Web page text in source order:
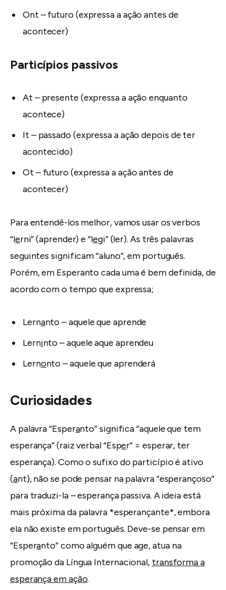
Ont – futuro (expressa a ação antes de
acontecer)
Particípios passivos
At – presente (expressa a ação enquanto
acontece)
It – passado (expressa a ação depois de ter
acontecido)
Ot – futuro (expressa a ação antes de
acontecer)
Para entendê-los melhor, vamos usar os verbos
“lerni” (aprender) e “legi” (ler). As três palavras
seguintes significam “aluno”, em português.
Porém, em Esperanto cada uma é bem definida, de
acordo com o tempo que expressa;
Lernanto – aquele que aprende
Lerninto – aquele aque aprendeu
Lernonto – aquele que aprenderá
Curiosidades
A palavra “Esperanto” significa “aquele que tem
esperança” (raiz verbal “Esper” = esperar, ter
esperança). Como o sufixo do particípio é ativo
(ant), não se pode pensar na palavra “esperançoso”
para traduzi-la – esperança passiva. A ideia está
mais próxima da palavra *esperançante*, embora
ela não existe em português. Deve-se pensar em
“Esperanto” como alguém que age, atua na
promoção da Língua Internacional, transforma a
esperança em ação.